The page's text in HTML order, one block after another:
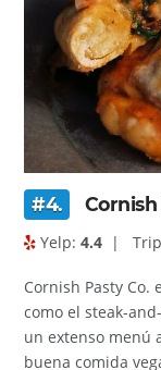
#4. Cornish
Yelp:4.4 |
Cornish Pasty Co.
como el steak-
un extenso menú
buena comida